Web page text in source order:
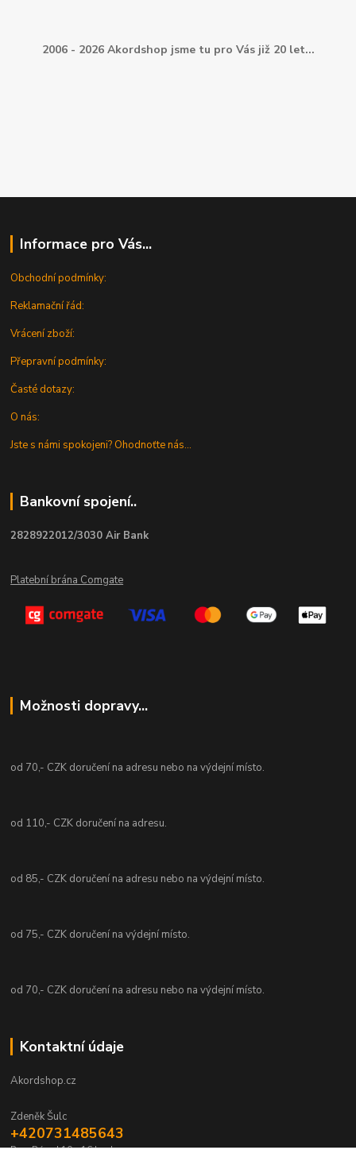
2006 - 2026 Akordshop jsme tu pro Vás již 20 let...
Informace pro Vás...
Obchodní podmínky:
Reklamační řád:
Vrácení zboží:
Přepravní podmínky:
Časté dotazy:
O nás:
Jste s námi spokojeni? Ohodnoťte nás...
Bankovní spojení..
2828922012/3030 Air Bank
Platební brána Comgate
Možnosti dopravy...
od 70,- CZK doručení na adresu nebo na výdejní místo.
od 110,- CZK doručení na adresu.
od 85,- CZK doručení na adresu nebo na výdejní místo.
od 75,- CZK doručení na výdejní místo.
od 70,- CZK doručení na adresu nebo na výdejní místo.
Kontaktní údaje
Akordshop.cz
Zdeněk Šulc
+420731485643
Po - Pá od 10 - 16 hod.